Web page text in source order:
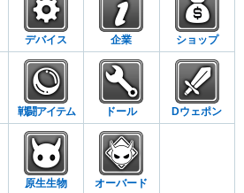
デバイス 企業 ショップ
戦闘アイテム ドール Dウェポン
原生生物 オーバード